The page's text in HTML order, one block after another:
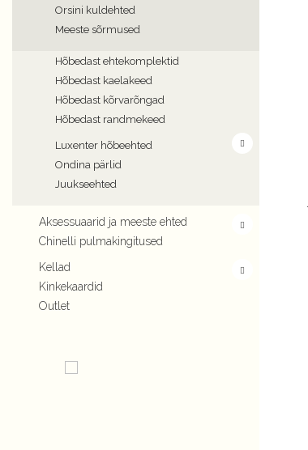
Orsini kuldehted
Meeste sõrmused
Hõbedast ehtekomplektid
Hõbedast kaelakeed
Hõbedast kõrvarõngad
Hõbedast randmekeed
Luxenter hõbeehted
Ondina pärlid
Juukseehted
Aksessuaarid ja meeste ehted
Chinelli pulmakingitused
Kellad
Kinkekaardid
Outlet